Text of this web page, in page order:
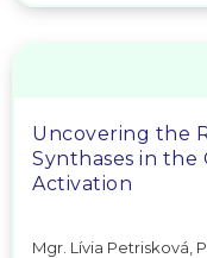
Uncovering the
Synthases in the
Activation
Mgr. Lívia Petrisková,